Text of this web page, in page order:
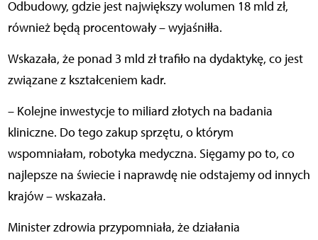
Odbudowy, gdzie jest największy wolumen 18 mld zł,
również będą procentowały – wyjaśniłła.
Wskazała, że ponad 3 mld zł trafiło na dydaktykę, co jest
związane z kształceniem kadr.
– Kolejne inwestycje to miliard złotych na badania
kliniczne. Do tego zakup sprzętu, o którym
wspomniałam, robotyka medyczna. Sięgamy po to, co
najlepsze na świecie i naprawdę nie odstajemy od innych
krajów – wskazała.
Minister zdrowia przypomniała, że działania